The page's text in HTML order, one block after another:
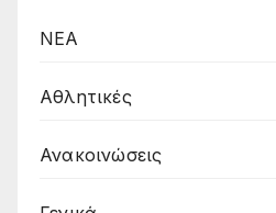
NEA
Αθλητικές
Ανακοινώσεις